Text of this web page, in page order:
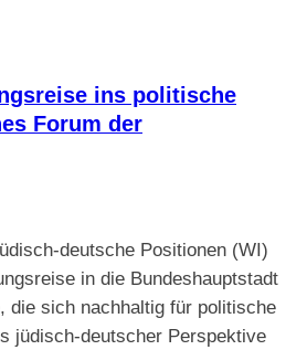
ins politische
Forum der
deutsche Positionen (WI)
in die Bundeshauptstadt
die sich nachhaltig für politische
jüdisch-deutscher Perspektive